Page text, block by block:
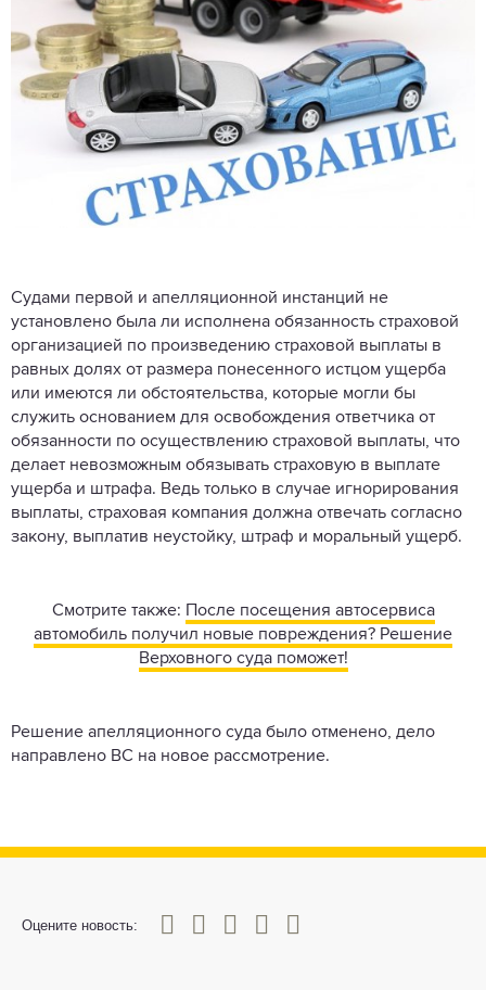
Судами первой и апелляционной инстанций не
установлено была ли исполнена обязанность страховой
организацией по произведению страховой выплаты в
равных долях от размера понесенного истцом ущерба
или имеются ли обстоятельства, которые могли бы
служить основанием для освобождения ответчика от
обязанности по осуществлению страховой выплаты, что
делает невозможным обязывать страховую в выплате
ущерба и штрафа. Ведь только в случае игнорирования
выплаты, страховая компания должна отвечать согласно
закону, выплатив неустойку, штраф и моральный ущерб.
Смотрите также: После посещения автосервиса
автомобиль получил новые повреждения? Решение
Верховного суда поможет!
Решение апелляционного суда было отменено, дело
направлено ВС на новое рассмотрение.
Оцените новость:
0
1 3 4 5